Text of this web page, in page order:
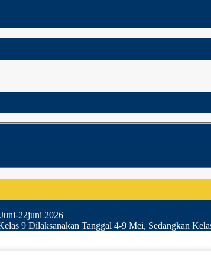
22juni 2026
9 Dilaksanakan Tanggal 4-9 Mei, Sedangkan